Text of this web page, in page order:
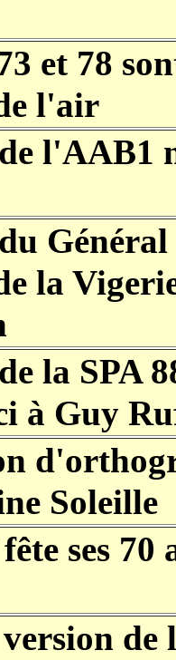
et 78
l'air
l'AAB1
la
la SPA
à Guy
Soleille
ses 70